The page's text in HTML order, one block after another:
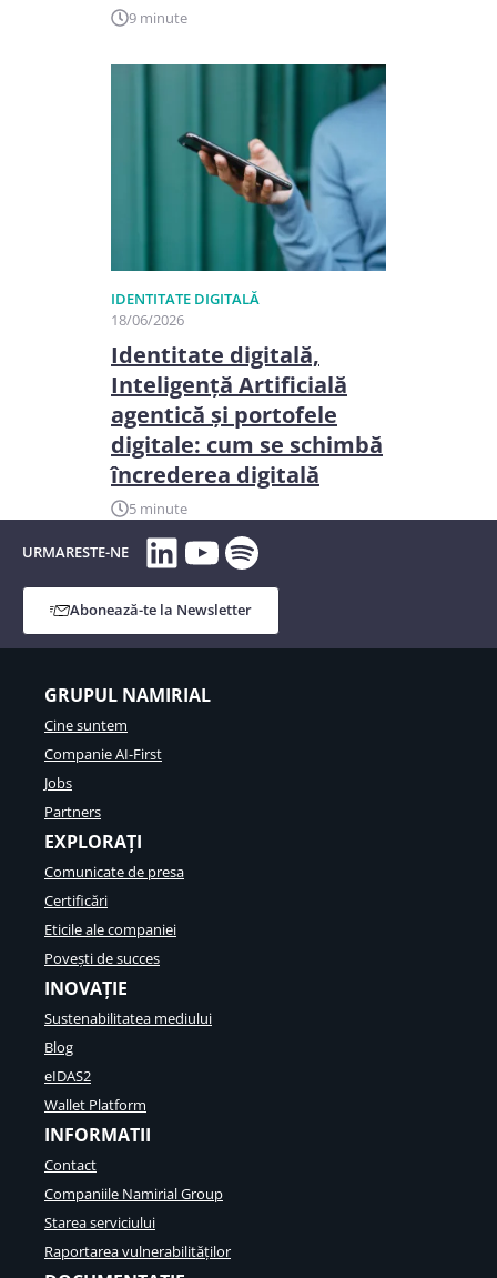
9 minute
IDENTITATE DIGITALĂ
18/06/2026
Identitate digitală,
Inteligență Artificială
agentică și portofele
digitale: cum se schimbă
încrederea digitală
5 minute
URMARESTE-NE LinkedIn
YouTube
Spotify
Abonează-te la Newsletter
GRUPUL NAMIRIAL
Cine suntem
Companie AI-First
Jobs
Partners
EXPLORAȚI
Comunicate de presa
Certificări
Eticile ale companiei
Povești de succes
INOVAȚIE
Sustenabilitatea mediului
Blog
eIDAS2
Wallet Platform
INFORMATII
Contact
Companiile Namirial Group
Starea serviciului
Raportarea vulnerabilităților